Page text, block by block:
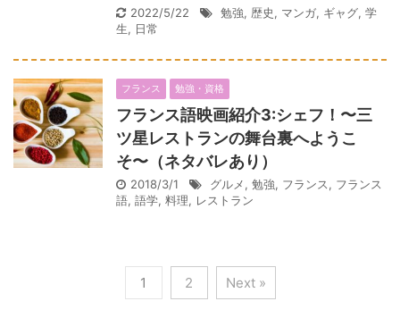
2022/5/22 勉強, 歴史, マンガ, ギャグ, 学
生, 日常
フランス 勉強・資格
フランス語映画紹介3:シェフ！〜三
ツ星レストランの舞台裏へようこ
そ〜（ネタバレあり）
2018/3/1 グルメ, 勉強, フランス, フランス
語, 語学, 料理, レストラン
1 2 Next »